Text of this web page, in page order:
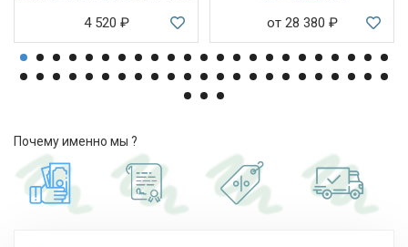
4 520 ₽ от 28 380 ₽
Почему именно мы ?